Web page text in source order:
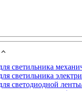
светильника
светильника
светодиодной